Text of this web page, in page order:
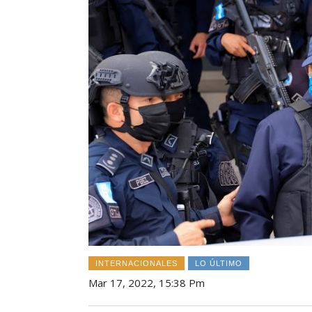
INTERNACIONALES LO ÚLTIMO
Mar 17, 2022, 15:38 Pm